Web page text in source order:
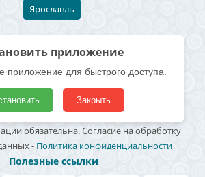
Ярославль
ЖАРУ» Все права защищены.
материалов сайта возможно только по
Активная гиперссылка на
обязательна. Согласие на обработку
- Политика конфиденциальности
Полезные ссылки
приложение
приложение для быстрого доступа.
Закрыть